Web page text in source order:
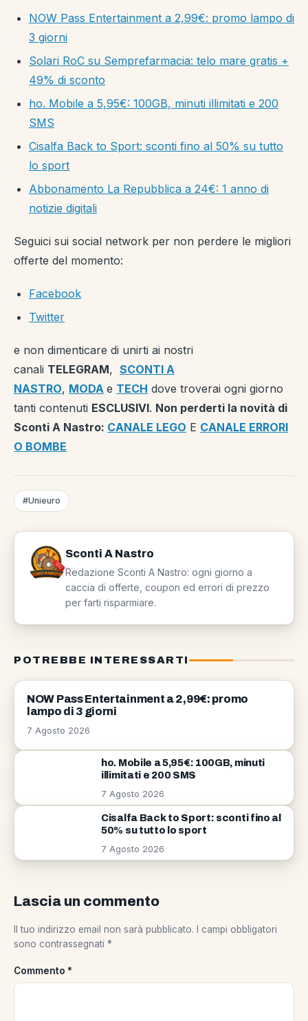
NOW Pass Entertainment a 2,99€: promo lampo di
3 giorni
Solari RoC su Semprefarmacia: telo mare gratis +
49% di sconto
ho. Mobile a 5,95€: 100GB, minuti illimitati e 200
SMS
Cisalfa Back to Sport: sconti fino al 50% su tutto
lo sport
Abbonamento La Repubblica a 24€: 1 anno di
notizie digitali
Seguici sui social network per non perdere le migliori
offerte del momento:
Facebook
Twitter
e non dimenticare di unirti ai nostri
canali TELEGRAM, SCONTI A
NASTRO, MODA e TECH dove troverai ogni giorno
tanti contenuti ESCLUSIVI. Non perderti la novità di
Sconti A Nastro: CANALE LEGO E CANALE ERRORI
O BOMBE
#Unieuro
Sconti A Nastro
Redazione Sconti A Nastro: ogni giorno a
caccia di offerte, coupon ed errori di prezzo
per farti risparmiare.
POTREBBE INTERESSARTI
OFFERTE
NOW Pass Entertainment a 2,99€: promo
lampo di 3 giorni
7 Agosto 2026
ho. Mobile a 5,95€: 100GB, minuti
illimitati e 200 SMS
7 Agosto 2026
Cisalfa Back to Sport: sconti fino al
50% su tutto lo sport
7 Agosto 2026
Lascia un commento
Il tuo indirizzo email non sarà pubblicato.
I campi obbligatori
sono contrassegnati *
Commento *